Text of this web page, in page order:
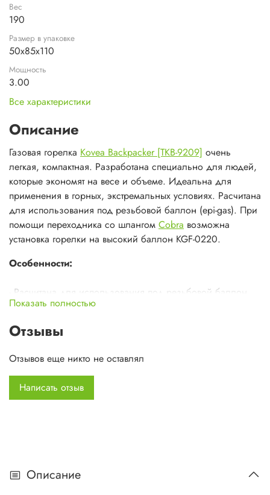
Вес
190
Размер в упаковке
50х85х110
Мощность
3.00
Все характеристики
Описание
Газовая горелка Kovea Backpacker [TKB-9209] очень
легкая, компактная. Разработана специально для людей,
которые экономят на весе и объеме. Идеальна для
применения в горных, экстремальных условиях. Расчитана
для использования под резьбовой баллон (epi-gas). При
помощи переходника со шлангом Cobra возможна
установка горелки на высокий баллон KGF-0220.
Особенности:
- Расчитана для использования под резьбовой баллон
(epi-gas)
установка горелки на высокий баллон KGF-0220
Характеристики:
Размер в упаковке: 50х85х110 мм.
Вес: 0.15 кг
Ветрозащита: Нет
Показать полностью
Отзывы
Отзывов еще никто не оставлял
Написать отзыв
Описание